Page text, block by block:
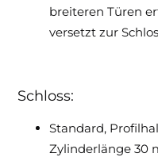
breiteren Türen
versetzt zur
Schloss:
Standard,
Zylinderlänge 30